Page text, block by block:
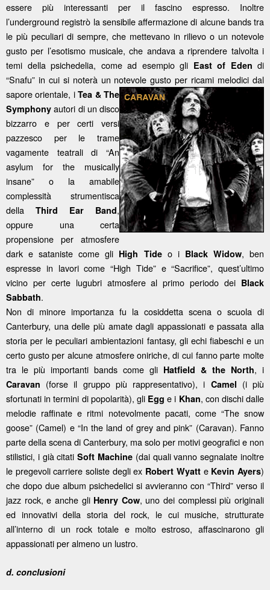
essere più interessanti per il fascino espresso. Inoltre
l’underground registrò la sensibile affermazione di alcune bands tra
le più peculiari di sempre, che mettevano in rilievo o un notevole
gusto per l’esotismo musicale, che andava a riprendere talvolta i
temi della psichedelia, come ad esempio gli East of Eden di
“Snafu” in cui si noterà un notevole gusto per ricami melodici dal
sapore orientale, iTea & The
Symphony autori di un disco
bizzarro e per certi versi
pazzesco per le trame
vagamente teatrali di “An
asylum for the musically
insane” o la amabile
complessità strumentisca
della Third Ear Band,
oppure una certa
propensione per atmosfere
dark e sataniste come gli High Tideo i Black Widow, ben
espresse in lavori come “High Tide” e “Sacrifice”, quest’ultimo
vicino per certe lugubri atmosfere al primo periodo dei Black
Sabbath.
Non di minore importanza fu la cosiddetta scena o scuola di
Canterbury, una delle più amate dagli appassionati e passata alla
storia per le peculiari ambientazioni fantasy, gli echi fiabeschi e un
certo gusto per alcune atmosfere oniriche, di cui fanno parte molte
tra le più importanti bands come gli Hatfield & the North, i
Caravan (forse il gruppo più rappresentativo), i Camel (i più
sfortunati in termini di popolarità), gli Egg e i Khan, con dischi dalle
melodie raffinate e ritmi notevolmente pacati, come “The snow
goose” (Camel) e “In the land of grey and pink” (Caravan). Fanno
parte della scena di Canterbury, ma solo per motivi geografici e non
stilistici, i già citatiSoft Machine (dai quali vanno segnalate inoltre
le pregevoli carriere soliste degli ex Robert Wyatte Kevin Ayers)
che dopo due album psichedelici si avvieranno con “Third” verso il
jazz rock, e anche gli Henry Cow, uno dei complessi più originali
ed innovativi della storia del rock, le cui musiche, strutturate
all’interno di un rock totale e molto estroso, affascinarono gli
appassionati per almeno un lustro.
d. conclusioni